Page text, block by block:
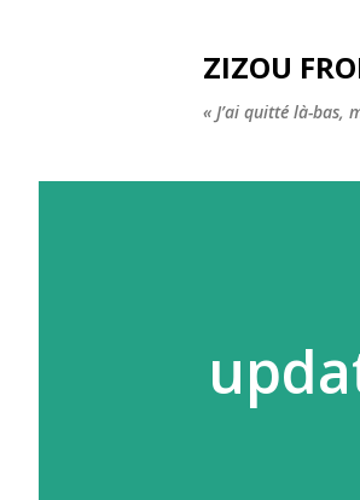
ZIZOU
« J’ai quitté là-bas,